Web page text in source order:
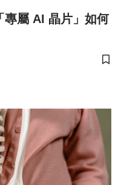
專屬 AI 晶片」如何
儲